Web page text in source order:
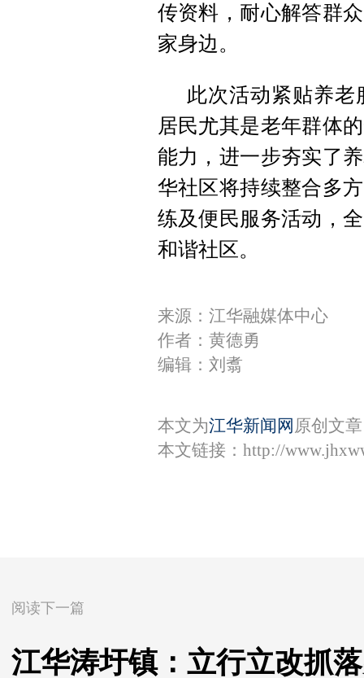
传资料，耐心解答群
家身边。
此次活动紧贴养
居民尤其是老年群体
能力，进一步夯实了
华社区将持续整合多
练及便民服务活动，
和谐社区。
来源：江华融媒体中心
作者：黄德勇
编辑：刘翥
本文为江华新闻网 原创文
本文链接： http://
阅读下一篇
江华涛圩镇：立行立改抓